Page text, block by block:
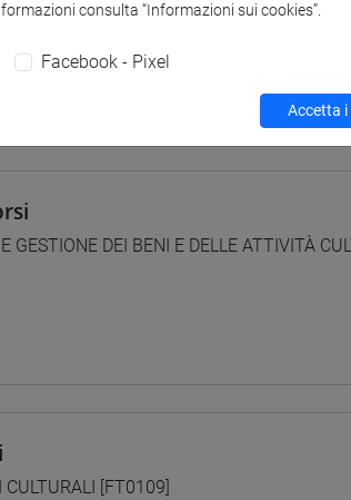
GESTIONE DEI BENI E DELLE ATTIVITÀ
CULTURALI [FT0109]
consulta “Informazioni sui cookies”.
Facebook - Pixel
Accetta i